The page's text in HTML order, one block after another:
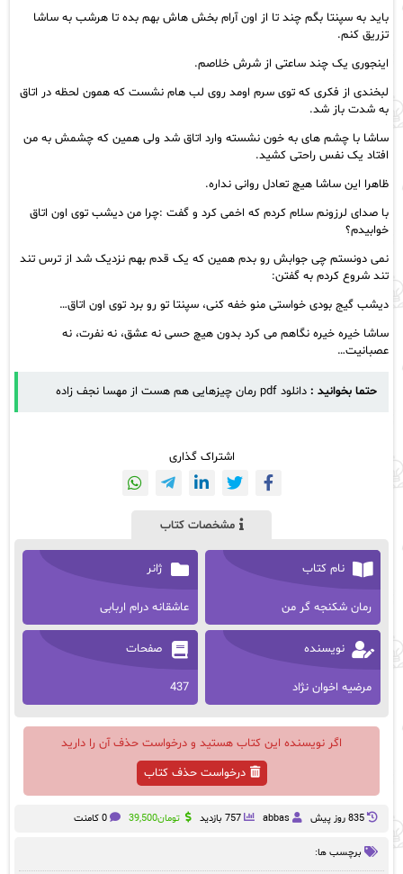
باید به سپنتا بگم چند تا از اون آرام بخش هاش بهم بده تا هرشب به ساشا
تزریق کنم.
اینجوری یک چند ساعتی از شرش خلاصم.
لبخندی از فکری که توی سرم اومد روی لب هام نشست که همون لحظه در اتاق
به شدت باز شد.
ساشا با چشم های به خون نشسته وارد اتاق شد ولی همین که چشمش به من
افتاد یک نفس راحتی کشید.
ظاهرا این ساشا هیچ تعادل روانی نداره.
با صدای لرزونم سلام کردم که اخمی کرد و گفت :چرا من دیشب توی اون اتاق
خوابیدم؟
نمی دونستم چی جوابش رو بدم همین که یک قدم بهم نزدیک شد از ترس تند
تند شروع کردم به گفتن:
دیشب گیج بودی خواستی منو خفه کنی، سپنتا تو رو برد توی اون اتاق…
ساشا خیره خیره نگاهم می کرد بدون هیچ حسی نه عشق، نه نفرت، نه
عصبانیت…
حتما بخوانید : دانلود pdf رمان چیزهایی هم هست از مهسا نجف زاده
اشتراک گذاری
مشخصات کتاب
نام کتاب
رمان شکنجه گر من
ژانر
عاشقانه درام اربابی
نویسنده
مرضیه اخوان نژاد
صفحات
437
اگر نویسنده این کتاب هستید و درخواست حذف آن را دارید
درخواست حذف کتاب
835 روز پيش abbas 757 بازدید تومان39,500 0 کامنت
برچسب ها: